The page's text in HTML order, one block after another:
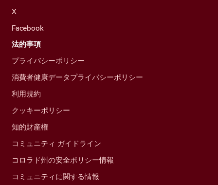
X
Facebook
法的事項
プライバシーポリシー
消費者健康データプライバシーポリシー
利用規約
クッキーポリシー
知的財産権
コミュニティ ガイドライン
コロラド州の安全ポリシー情報
コミュニティに関する情報